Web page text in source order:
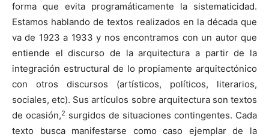
forma que evita programáticamente la sistematicidad.
Estamos hablando de textos realizados en la década que
va de 1923 a 1933 y nos encontramos con un autor que
entiende el discurso de la arquitectura a partir de la
integración estructural de lo propiamente arquitectónico
con otros discursos (artísticos, políticos, literarios,
sociales, etc). Sus artículos sobre arquitectura son textos
de ocasión,2 surgidos de situaciones contingentes. Cada
texto busca manifestarse como caso ejemplar de la